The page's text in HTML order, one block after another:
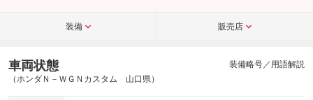
装備 販売店
車両状態
（ホンダＮ－ＷＧＮカスタム 山口県）
装備略号／用語解説